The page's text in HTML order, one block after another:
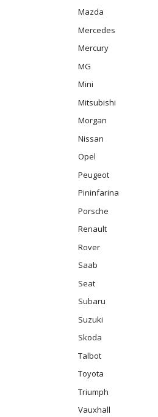
Mazda
Mercedes
Mercury
MG
Mini
Mitsubishi
Morgan
Nissan
Opel
Peugeot
Pininfarina
Porsche
Renault
Rover
Saab
Seat
Subaru
Suzuki
Skoda
Talbot
Toyota
Triumph
Vauxhall